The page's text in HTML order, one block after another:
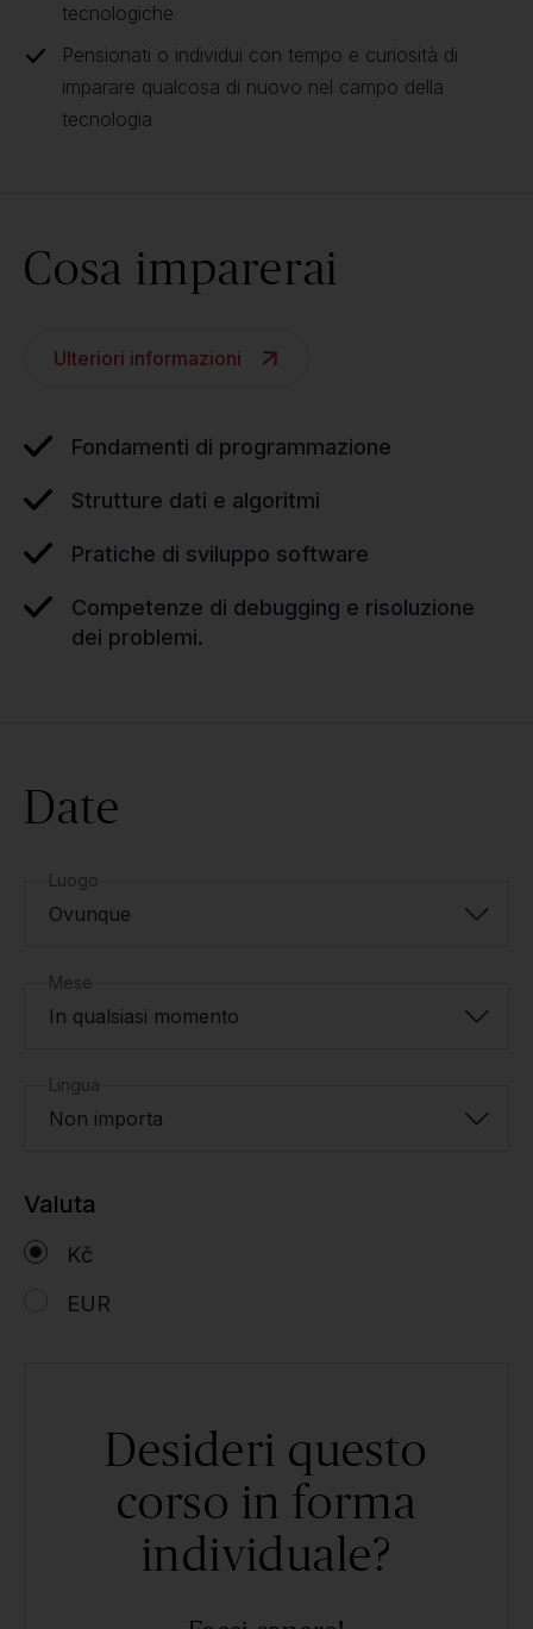
tecnologiche
Pensionati o individui con tempo e curiosità di
imparare qualcosa di nuovo nel campo della
tecnologia
Cosa imparerai
Ulteriori informazioni
Fondamenti di programmazione
Strutture dati e algoritmi
Pratiche di sviluppo software
Competenze di debugging e risoluzione
dei problemi.
Date
Luogo
Ovunque
Mese
In qualsiasi momento
Lingua
Non importa
Valuta
Kč
EUR
Desideri questo
corso in forma
individuale?